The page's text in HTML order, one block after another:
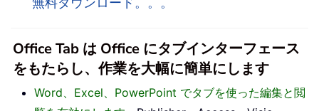
Office Tab は Office にタブインターフェース
をもたらし、作業を大幅に簡単にします
Word、Excel、PowerPoint でタブを使った編集と閲